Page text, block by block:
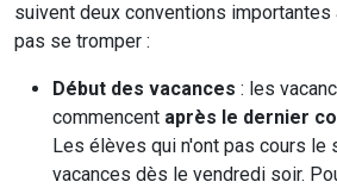
suivent deux conventions importantes
pas se tromper :
Début des vacances : les
commencent après le dernier
Les élèves qui n'ont pas cours le
vacances dès le vendredi soir.